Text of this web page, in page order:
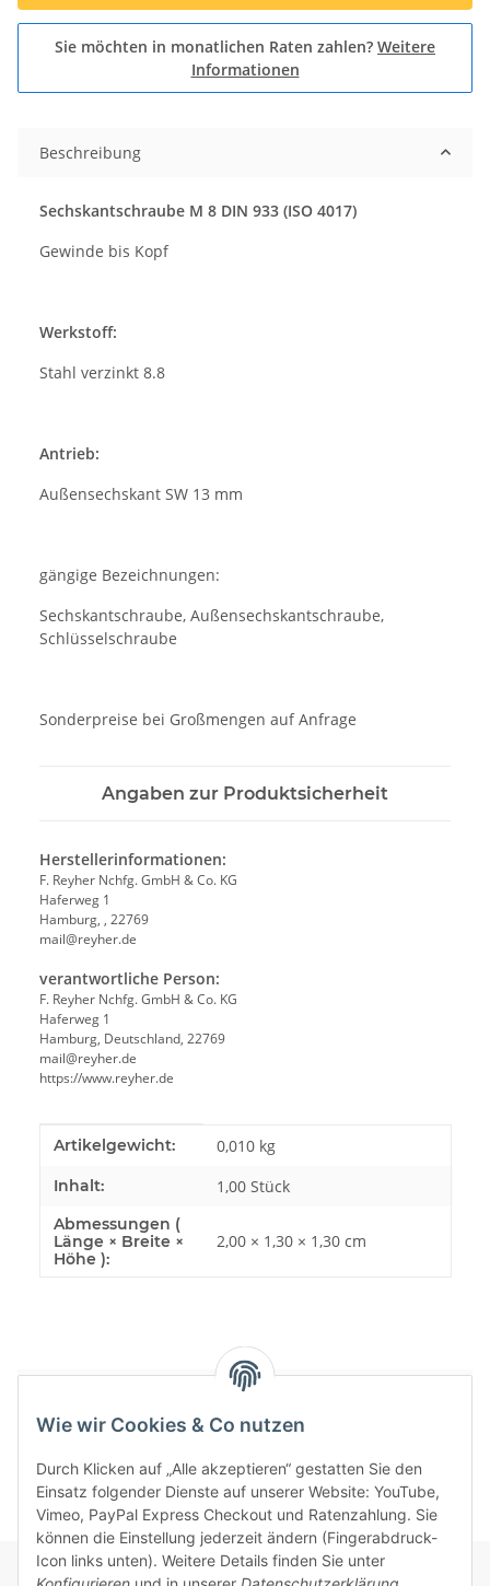
Wie wir Cookies & Co nutzen
Durch Klicken auf „Alle akzeptieren“ gestatten Sie den
Einsatz folgender Dienste auf unserer Website: YouTube,
Vimeo, PayPal Express Checkout und Ratenzahlung. Sie
können die Einstellung jederzeit ändern (Fingerabdruck-
Icon links unten). Weitere Details finden Sie unter
Sie möchten in monatlichen Raten zahlen? Weitere
Informationen
Beschreibung
Sechskantschraube M 8 DIN 933 (ISO 4017)
Gewinde bis Kopf
Werkstoff:
Stahl verzinkt 8.8
Antrieb:
Außensechskant SW 13 mm
gängige Bezeichnungen:
Sechskantschraube, Außensechskantschraube,
Schlüsselschraube
Sonderpreise bei Großmengen auf Anfrage
Angaben zur Produktsicherheit
Herstellerinformationen:
F. Reyher Nchfg. GmbH & Co. KG
Haferweg 1
Hamburg, , 22769
mail@reyher.de
verantwortliche Person:
F. Reyher Nchfg. GmbH & Co. KG
Haferweg 1
Hamburg, Deutschland, 22769
mail@reyher.de
https://www.reyher.de
Produkteigenschaft
Wert
Artikelgewicht: 0,010 kg
Inhalt: 1,00 Stück
Abmessungen (
Länge × Breite ×
Höhe ):
2,00 × 1,30 × 1,30 cm